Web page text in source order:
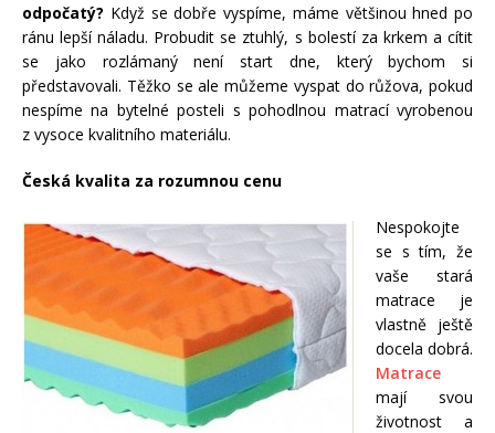
odpočatý? Když se dobře vyspíme, máme většinou hned po
ránu lepší náladu. Probudit se ztuhlý, s bolestí za krkem a cítit
se jako rozlámaný není start dne, který bychom si
představovali. Těžko se ale můžeme vyspat do růžova, pokud
nespíme na bytelné posteli s pohodlnou matrací vyrobenou
z vysoce kvalitního materiálu.
Česká kvalita za rozumnou cenu
Nespokojte
se s tím, že
vaše stará
matrace je
vlastně ještě
docela dobrá.
Matrace
mají svou
životnost a